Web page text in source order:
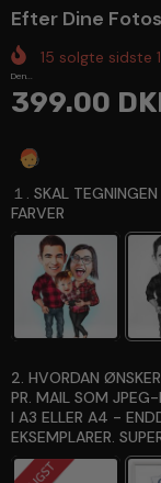
Efter Dine Fotos
15 solgte sidste
Den...
399.00
１. SKAL
FARVER
2. HVORDAN
PR. MAIL SOM
I A3 ELLER A4 -
EKSEMPLARER.